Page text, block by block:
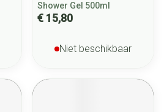
Shower Gel 500ml
€ 15,80
Niet beschikbaar